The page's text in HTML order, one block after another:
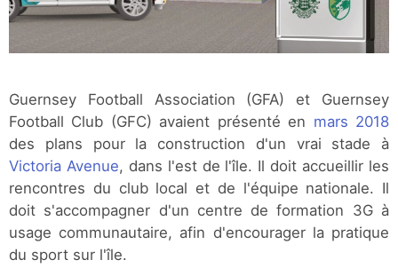
Guernsey Football Association (GFA) et Guernsey
Football Club (GFC) avaient présenté en mars 2018
des plans pour la construction d'un vrai stade à
Victoria Avenue, dans l'est de l'île. Il doit accueillir les
rencontres du club local et de l'équipe nationale. Il
doit s'accompagner d'un centre de formation 3G à
usage communautaire, afin d'encourager la pratique
du sport sur l'île.